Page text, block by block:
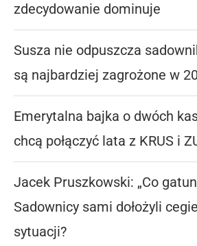
zdecydowanie dominuje
Susza nie odpuszcza
są najbardziej zagrożone w
Emerytalna bajka o dwóch
chcą połączyć lata z KRUS i
Jacek Pruszkowski: „Co
Sadownicy sami dołożyli
sytuacji?